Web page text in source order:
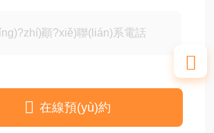
 在線預(yù)約
